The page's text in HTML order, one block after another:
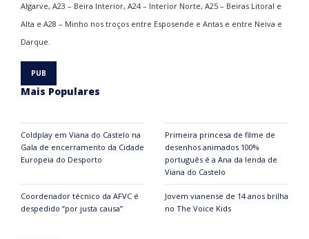
Algarve, A23 – Beira Interior, A24 – Interior Norte, A25 – Beiras Litoral e
Alta e A28 – Minho nos troços entre Esposende e Antas e entre Neiva e
Darque.
Mais Populares
Coldplay em Viana do Castelo na
Gala de encerramento da Cidade
Europeia do Desporto
Primeira princesa de filme de
desenhos animados 100%
português é a Ana da lenda de
Viana do Castelo
Coordenador técnico da AFVC é
despedido “por justa causa”
Jovem vianense de 14 anos brilha
no The Voice Kids